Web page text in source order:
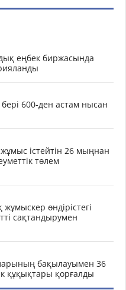
еңбек биржасында
600-ден астам нысан
істейтін 26 мыңнан
төлем
өндірістегі
сақтандырумен
бақылауымен 36
құқықтары қорғалды